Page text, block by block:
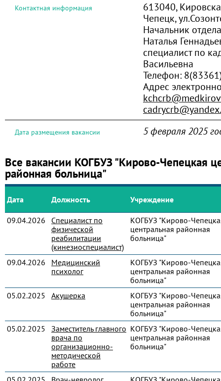
Контактная информация
613040,
Чепецк,
Начальник
Наталья
специалист по
Васильевна
Телефон:
Адрес
Дата размещения вакансии 5 февраля 2025
Все вакансии КОГБУЗ "Кирово-Чепецкая
районная больница"
Дата Должность Учреждение
09.04.2026
Специалист по
физической
реабилитации
(кинезиоспециалист)
КОГБУЗ "Кирово-
центральная районная
больница"
09.04.2026
Медицинский
психолог
КОГБУЗ "Кирово-
центральная районная
больница"
05.02.2025
Акушерка
КОГБУЗ "Кирово-
центральная районная
больница"
05.02.2025
Заместитель главного
врача по
организационно-
методической
работе
КОГБУЗ "Кирово-
центральная районная
больница"